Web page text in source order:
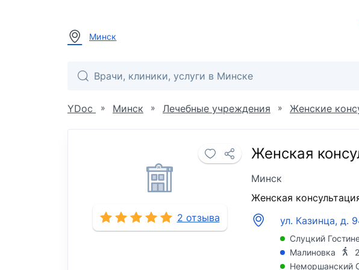
Минск
YDoc » Минск » Лечебные учреждения » Женские
2 отзыва
Женская
Минск
Женская
ул. Казинца, д.
Слуцкий
Малиновка
Неморшанский